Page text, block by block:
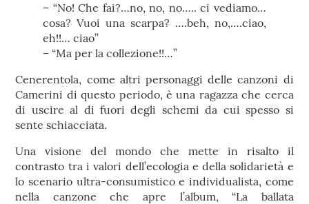
– “No! Che fai?…no, no, no….. ci vediamo…
cosa? Vuoi una scarpa? ….beh, no,….ciao,
eh!!… ciao”
– “Ma per la collezione!!…”
Cenerentola, come altri personaggi delle canzoni di
Camerini di questo periodo, è una ragazza che cerca
di uscire al di fuori degli schemi da cui spesso si
sente schiacciata.
Una visione del mondo che mette in risalto il
contrasto tra i valori dell’ecologia e della solidarietà e
lo scenario ultra-consumistico e individualista, come
nella canzone che apre l’album, “La ballata